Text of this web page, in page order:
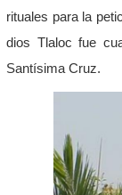
rituales para la
dios Tlaloc fue
Santísima Cruz.